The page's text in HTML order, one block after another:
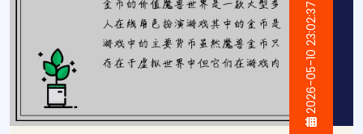
2026-05-10 23:02:37